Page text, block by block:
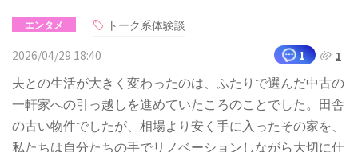
エンタメ
トーク系体験談
2026/04/29 18:40
1 1
夫との生活が大きく変わったのは、ふたりで選んだ中古の
一軒家への引っ越しを進めていたころのことでした。田舎
の古い物件でしたが、相場より安く手に入ったその家を、
私たちは自分たちの手でリノベーションしながら大切に仕